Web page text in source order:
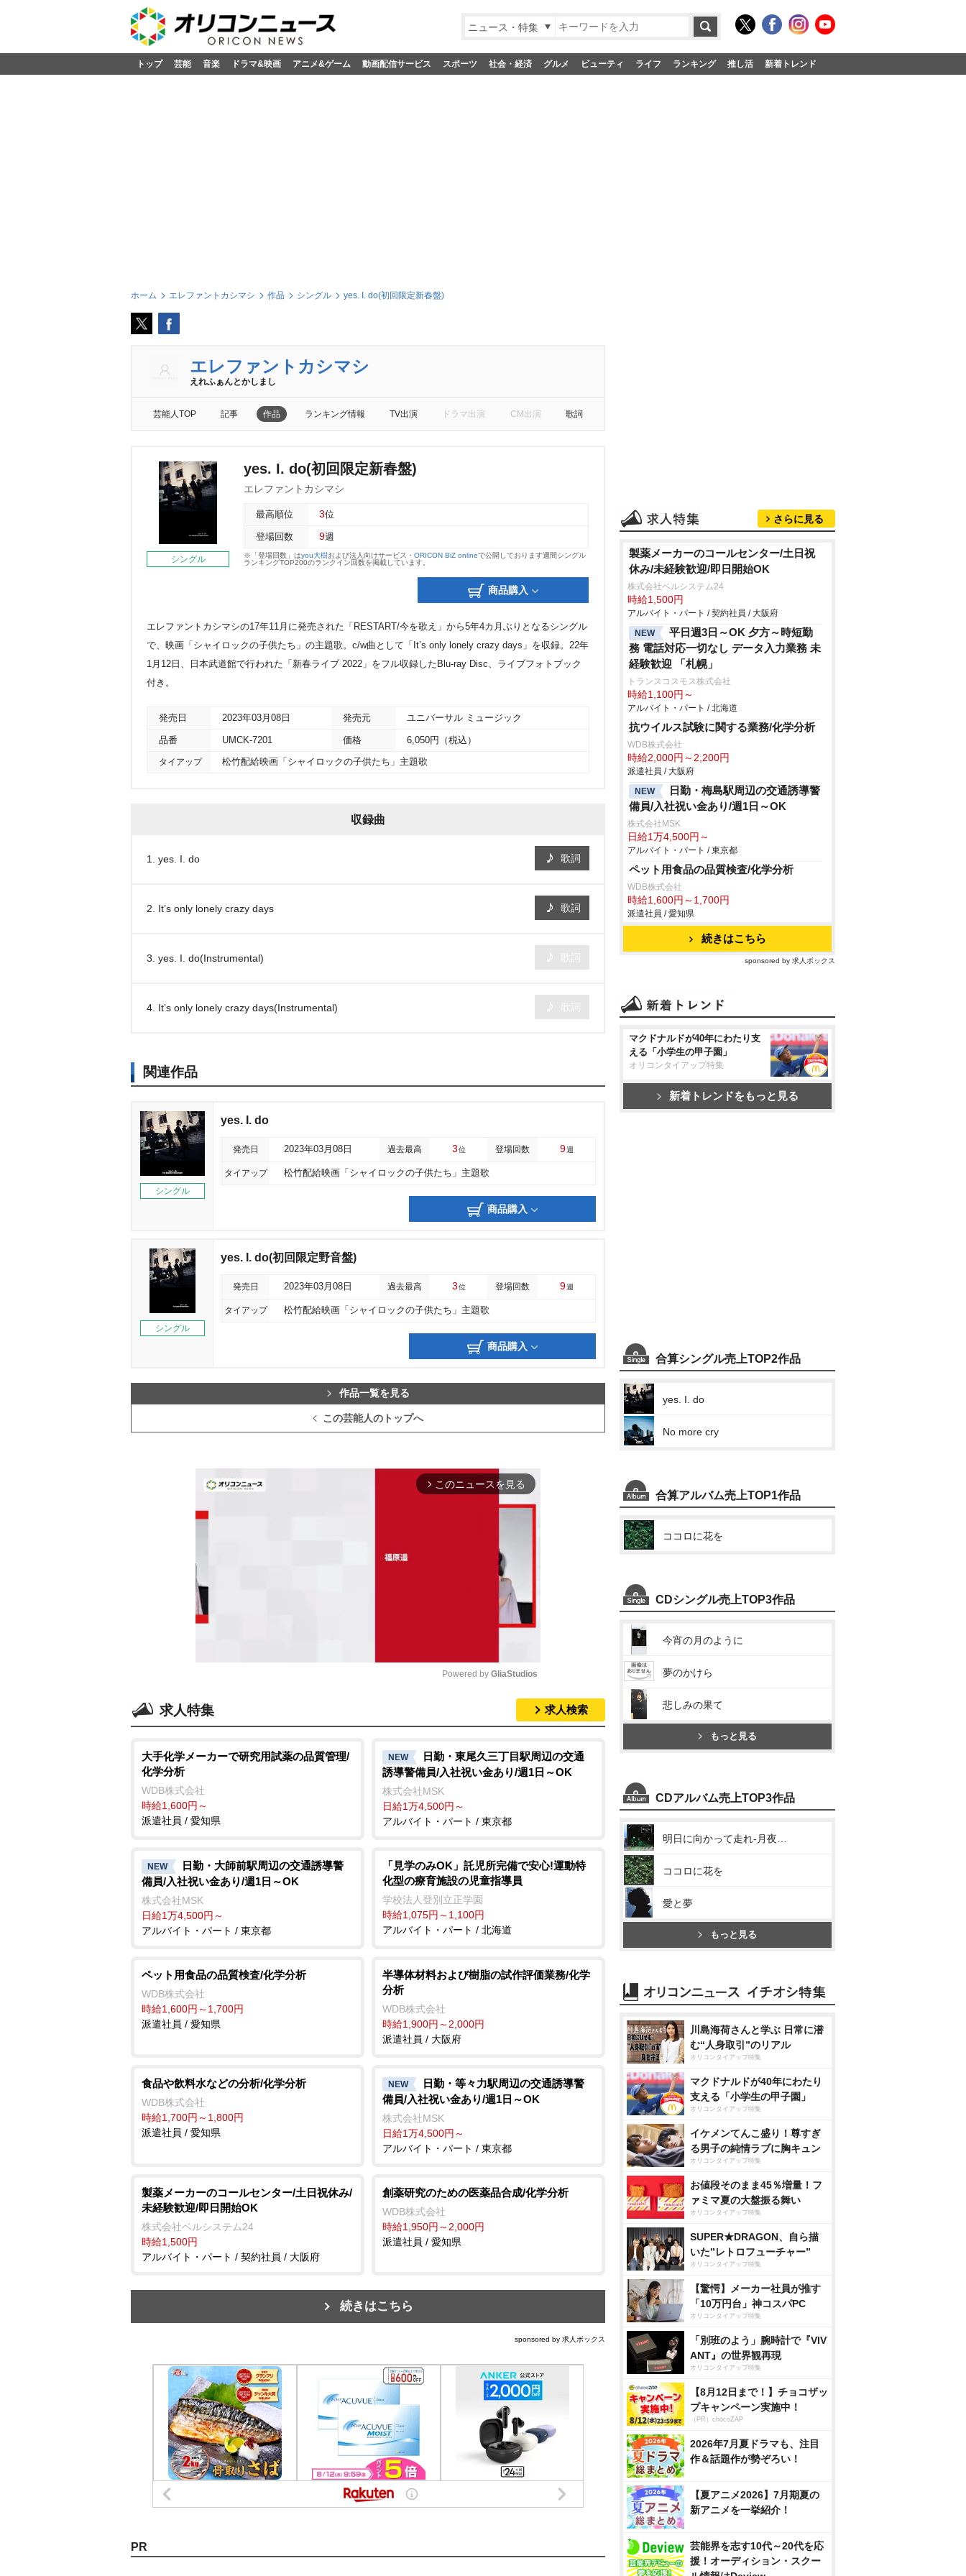
ニュース・特集
トップ 芸能 音楽 ドラマ&映画 アニメ&ゲーム 動画配信サービス スポーツ 社会・経済 グルメ ビューティ ライフ ランキング 推し活 新着トレンド
ホーム エレファントカシマシ 作品 シングル yes. I. do(初回限定新春盤)
エレファントカシマシ
えれふぁんとかしまし
芸能人TOP 記事 作品 ランキング情報 TV出演 ドラマ出演 CM出演 歌詞
シングル
yes. I. do(初回限定新春盤)
エレファントカシマシ
最高順位 3位
登場回数 9週
※「登場回数」はyou大樹および法人向けサービス・ ORICON BiZ onlineで公開しております週間シングル
ランキングTOP200のランクイン回数を掲載しています。
商品購入
エレファントカシマシの17年11月に発売された「RESTART/今を歌え」から5年4カ月ぶりとなるシングル
で、映画「シャイロックの子供たち」の主題歌。c/w曲として「It’s only lonely crazy days」を収録。22年
1月12日、日本武道館で行われた「新春ライブ 2022」をフル収録したBlu-ray Disc、ライブフォトブック
付き。
発売日 2023年03月08日 発売元 ユニバーサル ミュージック
品番 UMCK-7201 価格 6,050円（税込）
タイアップ 松竹配給映画「シャイロックの子供たち」主題歌
収録曲
1. yes. I. do 歌詞
2. It’s only lonely crazy days 歌詞
3. yes. I. do(Instrumental)
4. It’s only lonely crazy days(Instrumental)
関連作品
シングル
yes. I. do
発売日 2023年03月08日 過去最高 3位 登場回数 9週
タイアップ 松竹配給映画「シャイロックの子供たち」主題歌
商品購入
シングル
yes. I. do(初回限定野音盤)
発売日 2023年03月08日 過去最高 3位 登場回数 9週
タイアップ 松竹配給映画「シャイロックの子供たち」主題歌
商品購入
作品一覧を見る
この芸能人のトップへ
arrow_forward_ios このニュースを見る
t
e
Powered by GliaStudios
求人特集 求人検索
大手化学メーカーで研究用試薬の品質管理/
化学分析
WDB株式会社
時給1,600円～
派遣社員 / 愛知県
NEW
日勤・東尾久三丁目駅周辺の交通
誘導警備員/入社祝い金あり/週1日～OK
株式会社MSK
日給1万4,500円～
アルバイト・パート / 東京都
NEW
日勤・大師前駅周辺の交通誘導警
備員/入社祝い金あり/週1日～OK
株式会社MSK
日給1万4,500円～
アルバイト・パート / 東京都
「見学のみOK」託児所完備で安心!運動特
化型の療育施設の児童指導員
学校法人登別立正学園
時給1,075円～1,100円
アルバイト・パート / 北海道
ペット用食品の品質検査/化学分析
WDB株式会社
時給1,600円～1,700円
派遣社員 / 愛知県
半導体材料および樹脂の試作評価業務/化学
分析
WDB株式会社
時給1,900円～2,000円
派遣社員 / 大阪府
食品や飲料水などの分析/化学分析
WDB株式会社
時給1,700円～1,800円
派遣社員 / 愛知県
NEW
日勤・等々力駅周辺の交通誘導警
備員/入社祝い金あり/週1日～OK
株式会社MSK
日給1万4,500円～
アルバイト・パート / 東京都
製薬メーカーのコールセンター/土日祝休み/
未経験歓迎/即日開始OK
株式会社ベルシステム24
時給1,500円
アルバイト・パート / 契約社員 / 大阪府
創薬研究のための医薬品合成/化学分析
WDB株式会社
時給1,950円～2,000円
派遣社員 / 愛知県
続きはこちら
sponsored by 求人ボックス
PR
さらに見る
製薬メーカーのコールセンター/土日祝
休み/未経験歓迎/即日開始OK
株式会社ベルシステム24
時給1,500円
アルバイト・パート / 契約社員 / 大阪府
NEW
平日週3日～OK 夕方～時短勤
務 電話対応一切なし データ入力業務 未
経験歓迎 「札幌」
トランスコスモス株式会社
時給1,100円～
アルバイト・パート / 北海道
抗ウイルス試験に関する業務/化学分析
WDB株式会社
時給2,000円～2,200円
派遣社員 / 大阪府
NEW
日勤・梅島駅周辺の交通誘導警
備員/入社祝い金あり/週1日～OK
株式会社MSK
日給1万4,500円～
アルバイト・パート / 東京都
ペット用食品の品質検査/化学分析
WDB株式会社
時給1,600円～1,700円
派遣社員 / 愛知県
続きはこちら
sponsored by 求人ボックス
マクドナルドが40年にわたり支
える「小学生の甲子園」
オリコンタイアップ特集
新着トレンドをもっと見る
合算シングル売上TOP2作品
yes. I. do
No more cry
合算アルバム売上TOP1作品
ココロに花を
CDシングル売上TOP3作品
今宵の月のように
夢のかけら
悲しみの果て
もっと見る
CDアルバム売上TOP3作品
ココロに花を
愛と夢
もっと見る
川島海荷さんと学ぶ 日常に潜
む“人身取引”のリアル
オリコンタイアップ特集
マクドナルドが40年にわたり
支える「小学生の甲子園」
オリコンタイアップ特集
イケメンてんこ盛り！尊すぎ
る男子の純情ラブに胸キュン
オリコンタイアップ特集
お値段そのまま45％増量！フ
ァミマ夏の大盤振る舞い
オリコンタイアップ特集
SUPER★DRAGON、自ら描
いた”レトロフューチャー”
オリコンタイアップ特集
【驚愕】メーカー社員が推す
「10万円台」神コスパPC
オリコンタイアップ特集
「別班のよう」腕時計で『VIV
ANT』の世界観再現
オリコンタイアップ特集
【8月12日まで！】チョコザッ
プキャンペーン実施中！
（PR）chocoZAP
2026年7月夏ドラマも、注目
作＆話題作が勢ぞろい！
【夏アニメ2026】7月期夏の
新アニメを一挙紹介！
芸能界を志す10代～20代を応
援！オーディション・スクー